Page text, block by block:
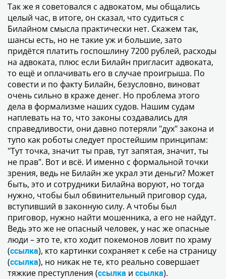
Так же я советовался с адвокатом, мы общались
целый час, в итоге, он сказал, что судиться с
Билайном смысла практически нет. Скажем так,
шансы есть, но не такие уж и большие, зато
придётся платить госпошлину 7200 рублей, расходы
на адвоката, плюс если Билайн пригласит адвоката,
то ещё и оплачивать его в случае проигрыша. По
совести и по факту Билайн, безусловно, виноват
очень сильно в краже денег. Но проблема этого
дела в формализме наших судов. Нашим судам
наплевать на то, что законы создавались для
справедливости, они давно потеряли "дух" закона и
тупо как роботы следует простейшим принципам:
"Тут точка, значит ты прав, тут запятая, значит, ты
не прав". Вот и всё. И именно с формальной точки
зрения, ведь не Билайн же украл эти деньги? Может
быть, это и сотрудники Билайна воруют, но тогда
нужно, чтобы был обвинительный приговор суда,
вступивший в законную силу. А чтобы был
приговор, нужно найти мошенника, а его не найдут.
Ведь это же не опасный человек, у нас же опасные
люди – это те, кто ходит покемонов ловит по храму
(ссылка), кто картинки сохраняет к себе на страницу
(ссылка), но никак не те, кто реально совершает
тяжкие преступления (ссылка и ссылка).